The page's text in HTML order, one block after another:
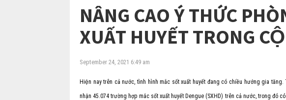
NÂNG CAO Ý THỨC
XUẤT HUYẾT TRONG
September 24, 2021 6:49 am
Hiện nay trên cả nước, tình hình mắc sốt xuất huyết đang có chiều hướng gia
nhận 45.074 trường hợp mắc sốt xuất huyết Dengue (SXHD) trên cả nước, trong đó